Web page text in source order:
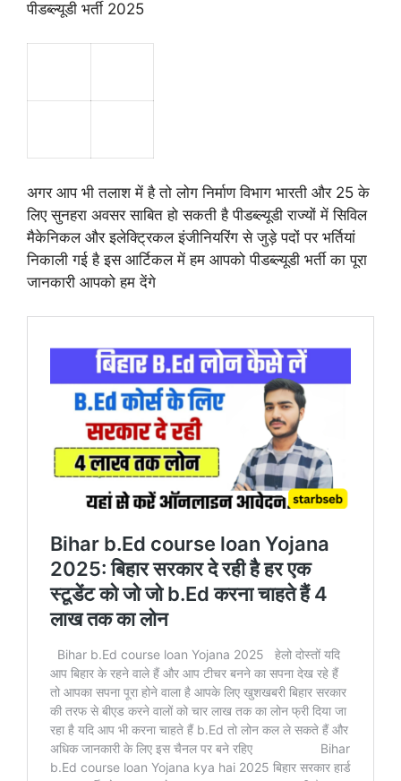
पीडब्ल्यूडी भर्ती 2025
अगर आप भी तलाश में है तो लोग निर्माण विभाग भारती और 25 के
लिए सुनहरा अवसर साबित हो सकती है पीडब्ल्यूडी राज्यों में सिविल
मैकेनिकल और इलेक्ट्रिकल इंजीनियरिंग से जुड़े पदों पर भर्तियां
निकाली गई है इस आर्टिकल में हम आपको पीडब्ल्यूडी भर्ती का पूरा
जानकारी आपको हम देंगे